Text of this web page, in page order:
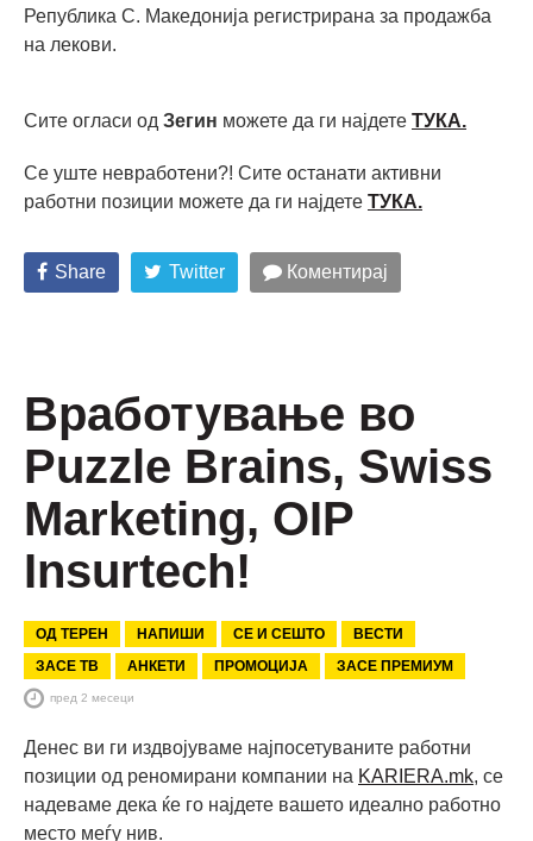
Република С. Македонија регистрирана за продажба
на лекови.
Сите огласи од Зегин можете да ги најдете ТУКА.
Се уште невработени?! Сите останати активни
работни позиции можете да ги најдете ТУКА.
Share Twitter Коментирај
Вработување во
Puzzle Brains, Swiss
Marketing, OIP
Insurtech!
ОД ТЕРЕН НАПИШИ СЕ И СЕШТО
ВЕСТИ
ЗАСЕ ТВ
АНКЕТИ ПРОМОЦИЈА ЗАСЕ ПРЕМИУМ
пред 2 месеци
Денес ви ги издвојуваме најпосетуваните работни
позиции од реномирани компании на KARIERA.mk, се
надеваме дека ќе го најдете вашето идеално работно
место меѓу нив.